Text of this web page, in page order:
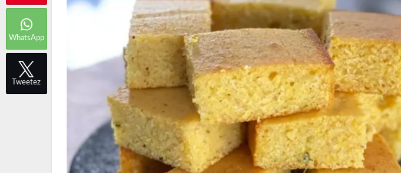
WhatsApp
Tweetez